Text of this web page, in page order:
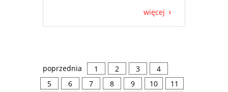
więcej
poprzednia 1 2 3
4
5
6 7 8 9 10
11